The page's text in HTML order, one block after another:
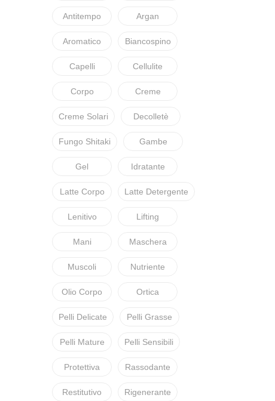
Antitempo Argan
Aromatico Biancospino
Capelli Cellulite
Corpo Creme
Creme Solari Decolletè
Fungo Shitaki Gambe
Gel Idratante
Latte Corpo Latte Detergente
Lenitivo Lifting
Mani Maschera
Muscoli Nutriente
Olio Corpo Ortica
Pelli Delicate Pelli Grasse
Pelli Mature Pelli Sensibili
Protettiva Rassodante
Restitutivo Rigenerante